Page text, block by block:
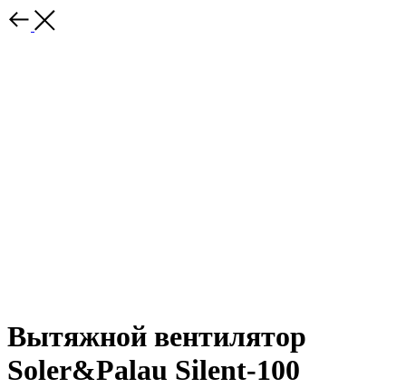
Вытяжной вентилятор
Soler&Palau Silent-100